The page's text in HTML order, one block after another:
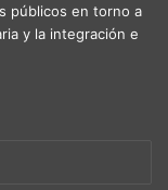
públicos en torno a
y la integración e